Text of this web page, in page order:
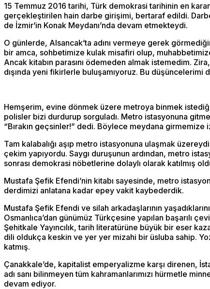
15 Temmuz 2016 tarihi, Türk demokrasi tarihinin en
gerçekleştirilen hain darbe girişimi, bertaraf edildi.
de İzmir’in Konak Meydanı’nda devam etmekteydi.
O günlerde, Alsancak’ta adını vermeye gerek
bir amca, sohbetimize kulak misafiri olup,
Ancak kitabın parasını ödemeden almak istemedim.
dışında yeni fikirlerle buluşamıyoruz. Bu düşüncelerimi
Hemşerim, evine dönmek üzere metroya binmek
polisler bizi durdurup sorguladı. Metro istasyonuna
“Bırakın geçsinler!” dedi. Böylece meydana girmemize
Tam kalabalığı aşıp metro istasyonuna ulaşmak
çekim yapıyordu. Saygı duruşunun ardından, metro
sonrası demokrasi nöbetlerine dolaylı olarak katılmış
Mustafa Şefik Efendi’nin kitabı sayesinde, metro
derdimizi anlatana kadar epey vakit kaybederdik.
Mustafa Şefik Efendi ve silah arkadaşlarının
Osmanlıca’dan günümüz Türkçesine yapılan başarılı
Şehitkale Yayıncılık, tarih literatürüne büyük bir eser
dili oldukça keskin ve yer yer mizahi bir üsluba sahip.
katmış.
Çanakkale’de, kapitalist emperyalizme karşı direnen,
adı sanı bilinmeyen tüm kahramanlarımızı hürmetle
devam ediyor.